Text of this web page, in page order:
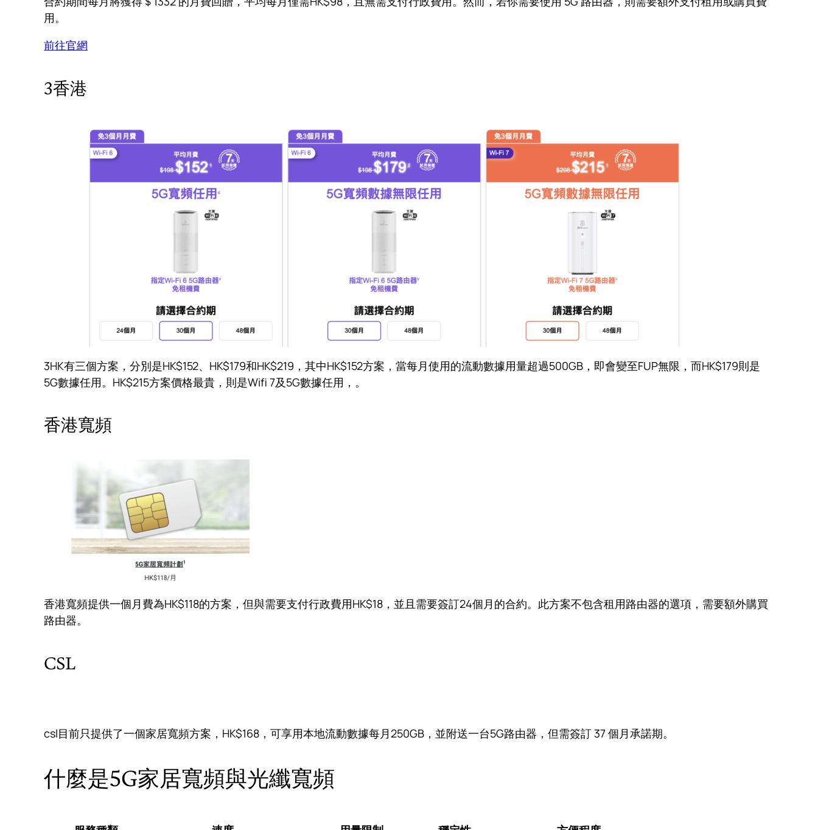
用。
前往官網
3香港
3HK有三個方案，分別是HK$152、HK$179和HK$219，其中HK$152方案，當每月使用的流動數據用量超過500GB，即會變至FUP無限，而HK$179則是
5G數據任用。HK$215方案價格最貴，則是Wifi 7及5G數據任用，。
香港寬頻
香港寬頻提供一個月費為HK$118的方案，但與需要支付行政費用HK$18，並且需要簽訂24個月的合約。此方案不包含租用路由器的選項，需要額外購買
路由器。
CSL
csl目前只提供了一個家居寬頻方案，HK$168，可享用本地流動數據每月250GB，並附送一台5G路由器，但需簽訂 37 個月承諾期。
什麼是5G家居寬頻與光纖寬頻